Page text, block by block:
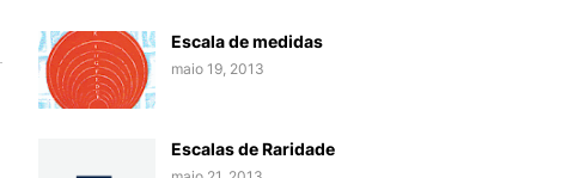
Escala de medidas
maio 19, 2013
Escalas de Raridade